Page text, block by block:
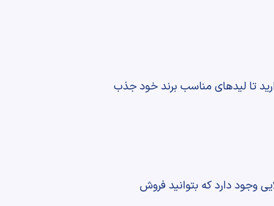
تا لیدهای مناسب برند خود جذب
وجود دارد که بتوانید فروش